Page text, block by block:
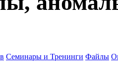
Семинары и Тренинги Файлы